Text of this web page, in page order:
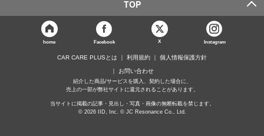
TOP
home Facebook X Instagram
CAR CARE PLUSとは 利用規約 個人情報保護方針
お問い合わせ
紹介した商品/サービスを購入、契約した場合に、
売上の一部が弊社サイトに還元されることがあります。
当サイトに掲載の記事・見出し・写真・画像の無断転載を禁じます。
© 2026 IID, Inc. © JC Resonance Co., Ltd.